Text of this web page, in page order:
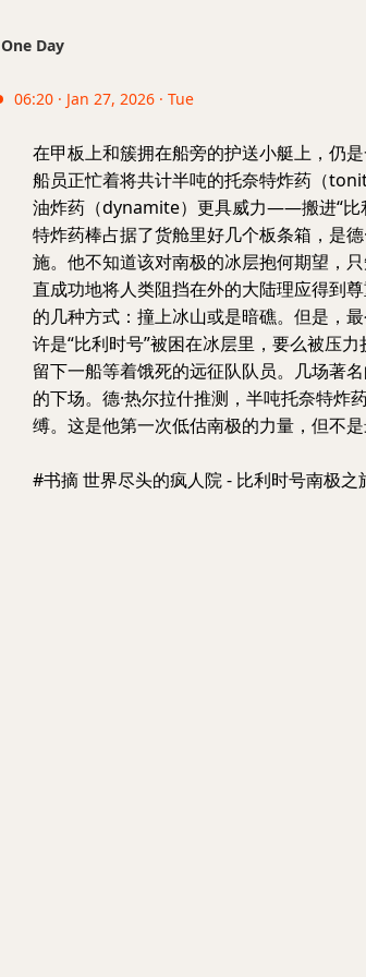
One Day
06:20 · Jan 27, 2026 · Tue
在甲板上和簇拥在船旁的护送小艇上，仍
船员正忙着将共计半吨的托奈特炸药（
油炸药（dynamite）更具威力——搬进“比
特炸药棒占据了货舱里好几个板条箱，是
施。他不知道该对南极的冰层抱何期望，
直成功地将人类阻挡在外的大陆理应得到
的几种方式：撞上冰山或是暗礁。但是，
许是“比利时号”被困在冰层里，要么被压力
留下一船等着饿死的远征队队员。几场著
的下场。德·热尔拉什推测，半吨托奈特炸
缚。这是他第一次低估南极的力量，但不是
#书摘 世界尽头的疯人院 - 比利时号南极之